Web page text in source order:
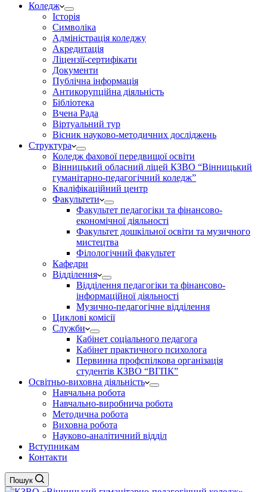
Коледж
Історія
Символіка
Адміністрація коледжу
Акредитація
Ліцензії-сертифікати
Документи
Публічна інформація
Антикорупційна діяльність
Бібліотека
Вчена Рада
Віртуальний тур
Вісник науково-методичних досліджень
Структура
Коледж фахової передвищої освіти
Вінницький обласний ліцей КЗВО “Вінницький
гуманітарно-педагогічний коледж”
Кваліфікаційний центр
Факультети
Факультет педагогіки та фінансово-
економічної діяльності
Факультет дошкільної освіти та музичного
мистецтва
Філологічний факультет
Кафедри
Відділення
Відділення педагогіки та фінансово-
інформаційної діяльності
Музично-педагогічне відділення
Циклові комісії
Служби
Кабінет соціального педагога
Кабінет практичного психолога
Первинна профспілкова організація
студентів КЗВО “ВГПК”
Освітньо-виховна діяльність
Навчальна робота
Навчально-виробнича робота
Методична робота
Виховна робота
Науково-аналітичний відділ
Вступникам
Контакти
Пошук